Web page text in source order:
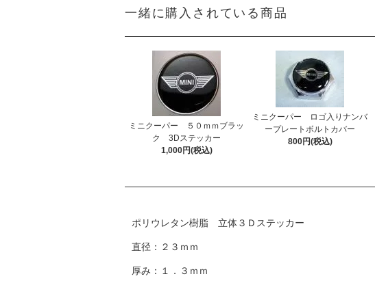
一緒に購入されている商品
ミニクーパー ５０ｍｍブラッ
ク 3Dステッカー
1,000円(税込)
ミニクーパー ロゴ入りナンバ
ープレートボルトカバー
800円(税込)
ポリウレタン樹脂 立体３Ｄステッカー
直径：２３ｍｍ
厚み：１．３ｍｍ